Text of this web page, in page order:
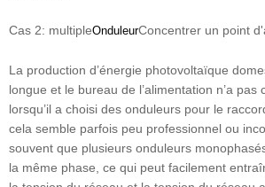
Cas 2: multipleOnduleurConcentrer un point
La production d’énergie photovoltaïque
longue et le bureau de l’alimentation n’a pas
lorsqu’il a choisi des onduleurs pour le
cela semble parfois peu professionnel ou
souvent que plusieurs onduleurs
la même phase, ce qui peut facilement